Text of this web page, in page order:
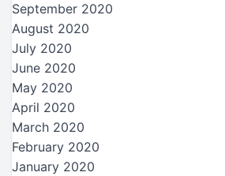
September 2020
August 2020
July 2020
June 2020
May 2020
April 2020
March 2020
February 2020
January 2020